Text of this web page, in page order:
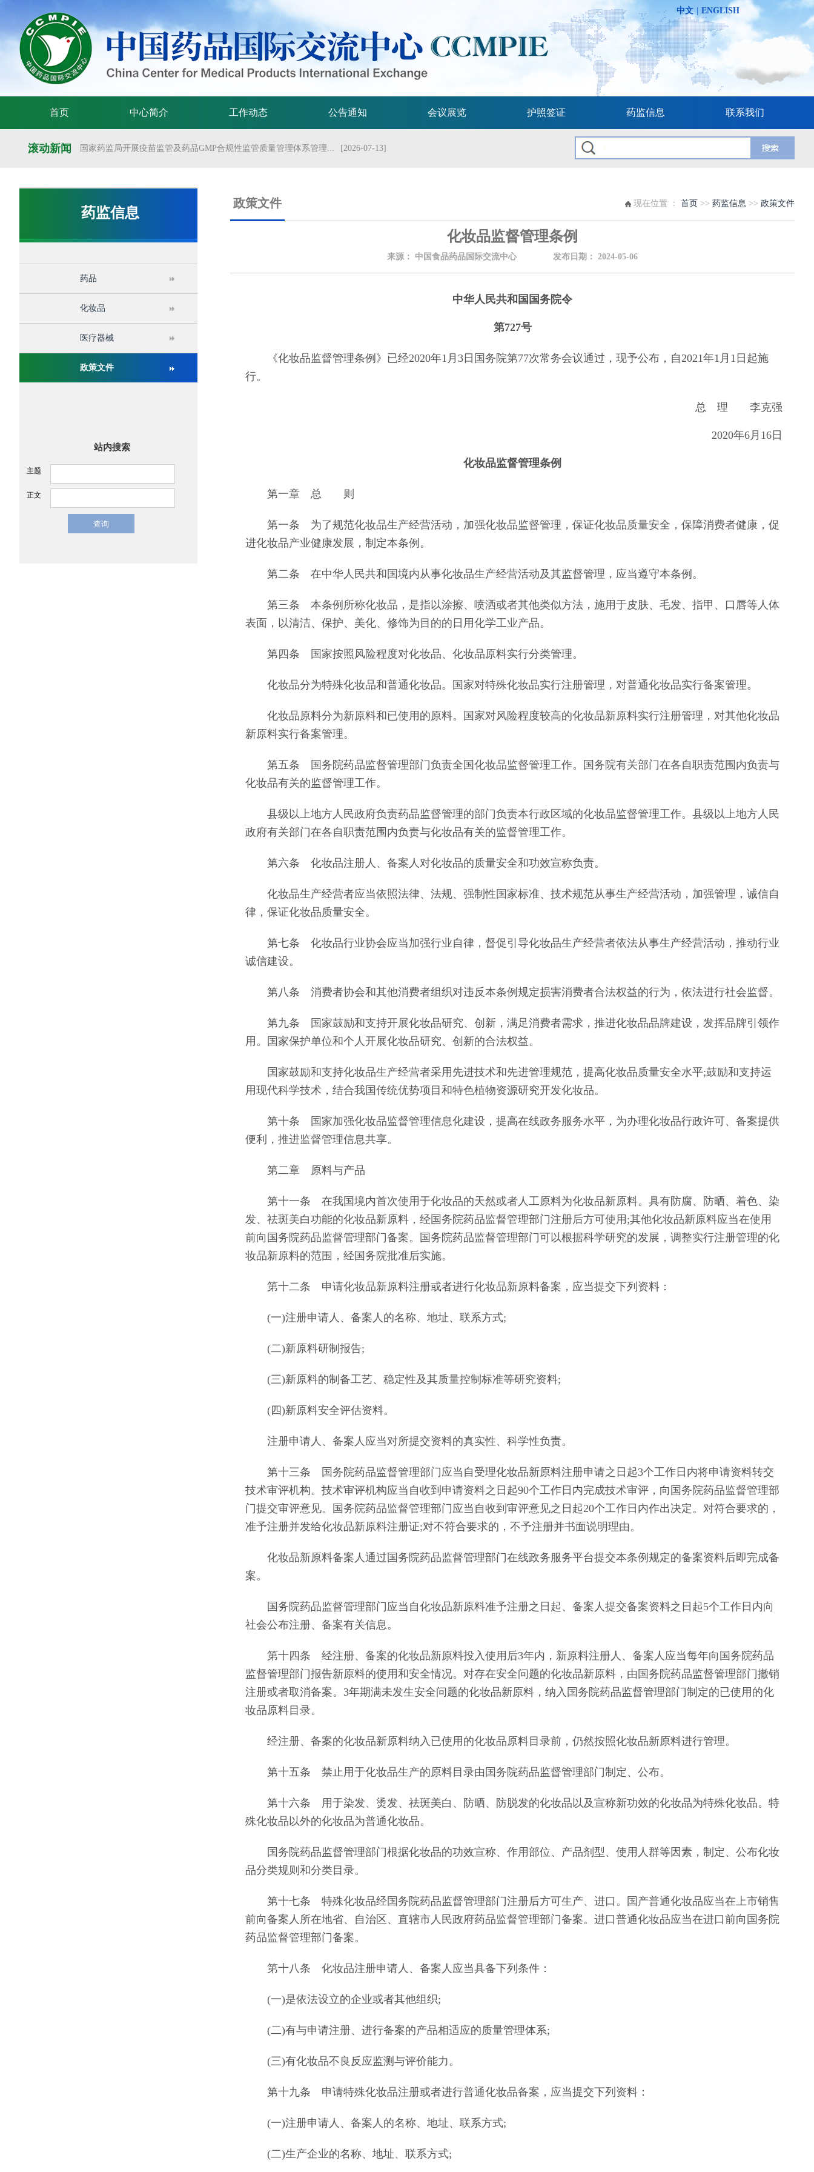
中文 ENGLISH
首页 中心简介 工作动态 公告通知 会议展览 护照签证 药监信息 联系我们
滚动新闻 国家药监局开展疫苗监管及药品GMP合规性监管质量管理体系管理... [2026-07-13]
国家药监局药审中心关于发布《预防用mRNA疫苗临床试验技术指...
国家药监局药审中心关于发布《关于开发适宜药品包装规格的指导原...
国家药监局 国家卫生健康委 国家中医药局 国家疾控局关于发布...
关于举办第十六届中国医疗器械监督管理国际会议的通知
药监信息
药品
化妆品
医疗器械
政策文件
站内搜索
主题
正文
政策文件 现在位置 ： 首页 >> 药监信息 >> 政策文件
化妆品监督管理条例
来源： 中国食品药品国际交流中心 发布日期： 2024-05-06
中华人民共和国国务院令
第727号
《化妆品监督管理条例》已经2020年1月3日国务院第77次常务会议通过，现予公布，自2021年1月1日起施
行。
总 理 李克强
2020年6月16日
化妆品监督管理条例
第一章 总 则
第一条 为了规范化妆品生产经营活动，加强化妆品监督管理，保证化妆品质量安全，保障消费者健康，促
进化妆品产业健康发展，制定本条例。
第二条 在中华人民共和国境内从事化妆品生产经营活动及其监督管理，应当遵守本条例。
第三条 本条例所称化妆品，是指以涂擦、喷洒或者其他类似方法，施用于皮肤、毛发、指甲、口唇等人体
表面，以清洁、保护、美化、修饰为目的的日用化学工业产品。
第四条 国家按照风险程度对化妆品、化妆品原料实行分类管理。
化妆品分为特殊化妆品和普通化妆品。国家对特殊化妆品实行注册管理，对普通化妆品实行备案管理。
化妆品原料分为新原料和已使用的原料。国家对风险程度较高的化妆品新原料实行注册管理，对其他化妆品
新原料实行备案管理。
第五条 国务院药品监督管理部门负责全国化妆品监督管理工作。国务院有关部门在各自职责范围内负责与
化妆品有关的监督管理工作。
县级以上地方人民政府负责药品监督管理的部门负责本行政区域的化妆品监督管理工作。县级以上地方人民
政府有关部门在各自职责范围内负责与化妆品有关的监督管理工作。
第六条 化妆品注册人、备案人对化妆品的质量安全和功效宣称负责。
化妆品生产经营者应当依照法律、法规、强制性国家标准、技术规范从事生产经营活动，加强管理，诚信自
律，保证化妆品质量安全。
第七条 化妆品行业协会应当加强行业自律，督促引导化妆品生产经营者依法从事生产经营活动，推动行业
诚信建设。
第八条 消费者协会和其他消费者组织对违反本条例规定损害消费者合法权益的行为，依法进行社会监督。
第九条 国家鼓励和支持开展化妆品研究、创新，满足消费者需求，推进化妆品品牌建设，发挥品牌引领作
用。国家保护单位和个人开展化妆品研究、创新的合法权益。
国家鼓励和支持化妆品生产经营者采用先进技术和先进管理规范，提高化妆品质量安全水平;鼓励和支持运
用现代科学技术，结合我国传统优势项目和特色植物资源研究开发化妆品。
第十条 国家加强化妆品监督管理信息化建设，提高在线政务服务水平，为办理化妆品行政许可、备案提供
便利，推进监督管理信息共享。
第二章 原料与产品
第十一条 在我国境内首次使用于化妆品的天然或者人工原料为化妆品新原料。具有防腐、防晒、着色、染
发、祛斑美白功能的化妆品新原料，经国务院药品监督管理部门注册后方可使用;其他化妆品新原料应当在使用
前向国务院药品监督管理部门备案。国务院药品监督管理部门可以根据科学研究的发展，调整实行注册管理的化
妆品新原料的范围，经国务院批准后实施。
第十二条 申请化妆品新原料注册或者进行化妆品新原料备案，应当提交下列资料：
(一)注册申请人、备案人的名称、地址、联系方式;
(二)新原料研制报告;
(三)新原料的制备工艺、稳定性及其质量控制标准等研究资料;
(四)新原料安全评估资料。
注册申请人、备案人应当对所提交资料的真实性、科学性负责。
第十三条 国务院药品监督管理部门应当自受理化妆品新原料注册申请之日起3个工作日内将申请资料转交
技术审评机构。技术审评机构应当自收到申请资料之日起90个工作日内完成技术审评，向国务院药品监督管理部
门提交审评意见。国务院药品监督管理部门应当自收到审评意见之日起20个工作日内作出决定。对符合要求的，
准予注册并发给化妆品新原料注册证;对不符合要求的，不予注册并书面说明理由。
化妆品新原料备案人通过国务院药品监督管理部门在线政务服务平台提交本条例规定的备案资料后即完成备
案。
国务院药品监督管理部门应当自化妆品新原料准予注册之日起、备案人提交备案资料之日起5个工作日内向
社会公布注册、备案有关信息。
第十四条 经注册、备案的化妆品新原料投入使用后3年内，新原料注册人、备案人应当每年向国务院药品
监督管理部门报告新原料的使用和安全情况。对存在安全问题的化妆品新原料，由国务院药品监督管理部门撤销
注册或者取消备案。3年期满未发生安全问题的化妆品新原料，纳入国务院药品监督管理部门制定的已使用的化
妆品原料目录。
经注册、备案的化妆品新原料纳入已使用的化妆品原料目录前，仍然按照化妆品新原料进行管理。
第十五条 禁止用于化妆品生产的原料目录由国务院药品监督管理部门制定、公布。
第十六条 用于染发、烫发、祛斑美白、防晒、防脱发的化妆品以及宣称新功效的化妆品为特殊化妆品。特
殊化妆品以外的化妆品为普通化妆品。
国务院药品监督管理部门根据化妆品的功效宣称、作用部位、产品剂型、使用人群等因素，制定、公布化妆
品分类规则和分类目录。
第十七条 特殊化妆品经国务院药品监督管理部门注册后方可生产、进口。国产普通化妆品应当在上市销售
前向备案人所在地省、自治区、直辖市人民政府药品监督管理部门备案。进口普通化妆品应当在进口前向国务院
药品监督管理部门备案。
第十八条 化妆品注册申请人、备案人应当具备下列条件：
(一)是依法设立的企业或者其他组织;
(二)有与申请注册、进行备案的产品相适应的质量管理体系;
(三)有化妆品不良反应监测与评价能力。
第十九条 申请特殊化妆品注册或者进行普通化妆品备案，应当提交下列资料：
(一)注册申请人、备案人的名称、地址、联系方式;
(二)生产企业的名称、地址、联系方式;